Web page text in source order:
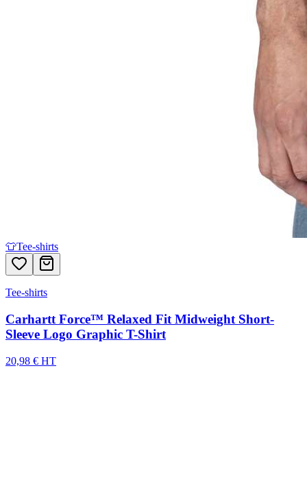
👕Tee-shirts
Tee-shirts
Carhartt Force™ Relaxed Fit Midweight Short-
Sleeve Logo Graphic T-Shirt
20,98 € HT